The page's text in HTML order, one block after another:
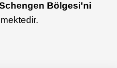
Bölgesi'ni